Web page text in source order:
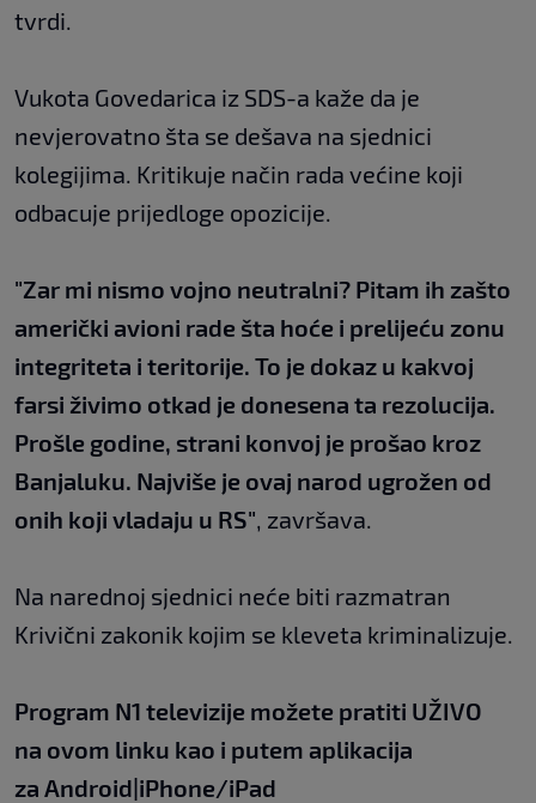
tvrdi.
Vukota Govedarica iz SDS-a kaže da je
nevjerovatno šta se dešava na sjednici
kolegijima. Kritikuje način rada većine koji
odbacuje prijedloge opozicije.
"Zar mi nismo vojno neutralni? Pitam ih zašto
američki avioni rade šta hoće i prelijeću zonu
integriteta i teritorije. To je dokaz u kakvoj
farsi živimo otkad je donesena ta rezolucija.
Prošle godine, strani konvoj je prošao kroz
Banjaluku. Najviše je ovaj narod ugrožen od
onih koji vladaju u RS" , završava.
Na narednoj sjednici neće biti razmatran
Krivični zakonik kojim se kleveta kriminalizuje.
Program N1 televizije možete pratiti UŽIVO
na ovom linku kao i putem aplikacija
za Android|iPhone/iPad